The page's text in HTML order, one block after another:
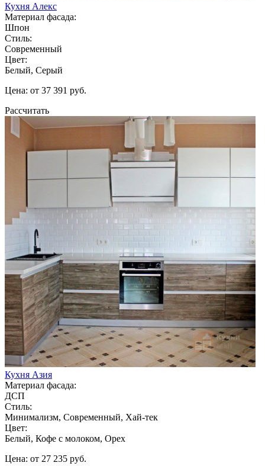
Кухня Алекс
Материал фасада:
Шпон
Стиль:
Современный
Цвет:
Белый, Серый
Цена: от 37 391 руб.
Рассчитать
Кухня Азия
Материал фасада:
ДСП
Стиль:
Минимализм, Современный, Хай-тек
Цвет:
Белый, Кофе с молоком, Орех
Цена: от 27 235 руб.